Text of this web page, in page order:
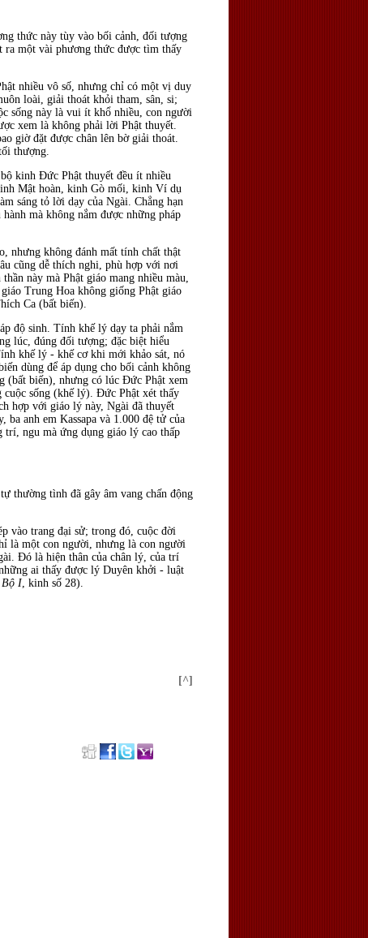
thức này tùy vào bối cảnh, đối tượng
ra một vài phương thức được tìm thấy
nhiều vô số, nhưng chỉ có một vị duy
loài, giải thoát khỏi tham, sân, si;
sống này là vui ít khổ nhiều, con người
xem là không phải lời Phật thuyết.
giờ đặt được chân lên bờ giải thoát.
thượng.
kinh Ðức Phật thuyết đều ít nhiều
Mật hoàn, kinh Gò mối, kinh Ví dụ
sáng tỏ lời dạy của Ngài. Chẳng hạn
mà không nắm được những pháp
nhưng không đánh mất tính chất thật
cũng dễ thích nghi, phù hợp với nơi
này mà Phật giáo mang nhiều màu,
Trung Hoa không giống Phật giáo
Ca (bất biến).
độ sinh. Tính khế lý dạy ta phải nắm
lúc, đúng đối tượng; đặc biệt hiểu
khế lý - khế cơ khi mới khảo sát, nó
dùng để áp dụng cho bối cảnh không
(bất biến), nhưng có lúc Ðức Phật xem
sống (khế lý). Ðức Phật xét thấy
hợp với giáo lý này, Ngài đã thuyết
anh em Kassapa và 1.000 đệ tử của
trí, ngu mà ứng dụng giáo lý cao thấp
thường tình đã gây âm vang chấn động
vào trang đại sử; trong đó, cuộc đời
là một con người, nhưng là con người
Ðó là hiện thân của chân lý, của trí
ai thấy được lý Duyên khởi - luật
Bộ I , kinh số 28).
[^]